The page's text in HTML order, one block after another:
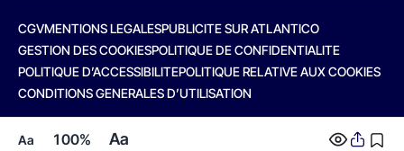
Aa 100% Aa
CGVMENTIONS LEGALESPUBLICITE SUR ATLANTICO
GESTION DES COOKIESPOLITIQUE DE CONFIDENTIALITE
POLITIQUE D’ACCESSIBILITEPOLITIQUE RELATIVE AUX COOKIES
CONDITIONS GENERALES D’UTILISATION